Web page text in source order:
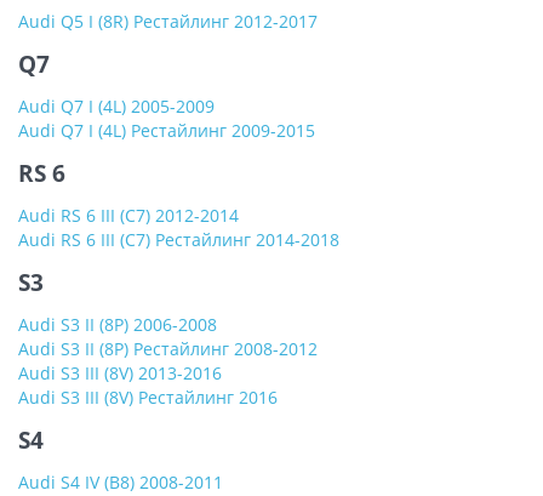
Audi Q5 I (8R) Рестайлинг 2012-2017
Q7
Audi Q7 I (4L) 2005-2009
Audi Q7 I (4L) Рестайлинг 2009-2015
RS 6
Audi RS 6 III (C7) 2012-2014
Audi RS 6 III (C7) Рестайлинг 2014-2018
S3
Audi S3 II (8P) 2006-2008
Audi S3 II (8P) Рестайлинг 2008-2012
Audi S3 III (8V) 2013-2016
Audi S3 III (8V) Рестайлинг 2016
S4
Audi S4 IV (B8) 2008-2011